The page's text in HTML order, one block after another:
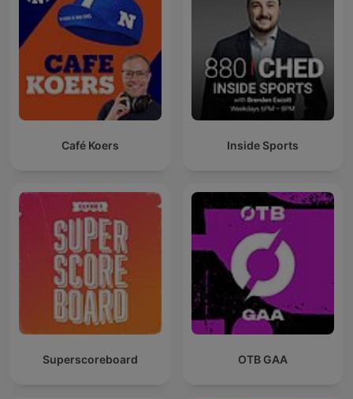
Café Koers Inside Sports
Superscoreboard OTB GAA